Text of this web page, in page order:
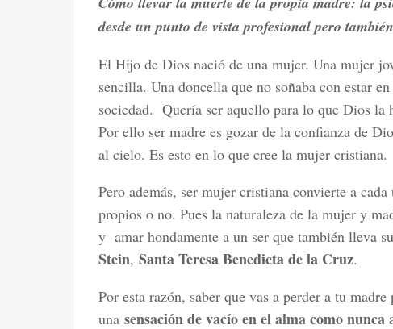
desde un punto de vista profesional pero
El Hijo de Dios nació de una mujer. Una mujer
sencilla. Una doncella que no soñaba con estar en
sociedad. Quería ser aquello para lo que Dios la
Por ello ser madre es gozar de la confianza de
al cielo. Es esto en lo que cree la mujer cristiana.
Pero además, ser mujer cristiana convierte a
propios o no. Pues la naturaleza de la mujer y
y amar hondamente a un ser que también lleva
Stein, Santa Teresa Benedicta de la Cruz.
Por esta razón, saber que vas a perder a tu
una sensación de vacío en el alma como nunca